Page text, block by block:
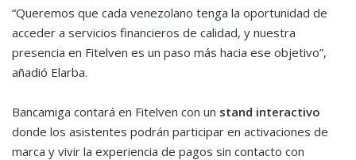
“Queremos que cada venezolano tenga la oportunidad de
acceder a servicios financieros de calidad, y nuestra
presencia en Fitelven es un paso más hacia ese objetivo”,
añadió Elarba.
Bancamiga contará en Fitelven con un stand interactivo
donde los asistentes podrán participar en activaciones de
marca y vivir la experiencia de pagos sin contacto con